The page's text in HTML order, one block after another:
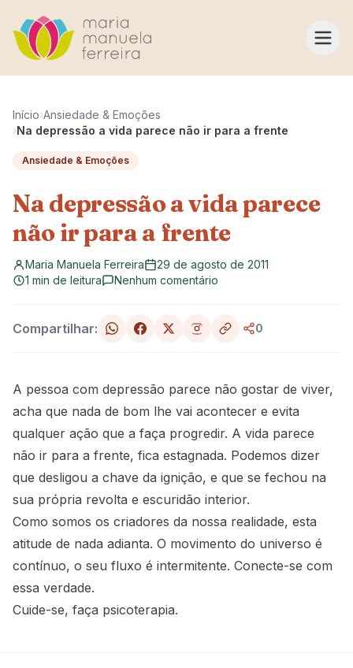
Início›Ansiedade & Emoções
›Na depressão a vida parece não ir para a frente
Ansiedade & Emoções
Na depressão a vida parece
não ir para a frente
Maria Manuela Ferreira
29 de agosto de 2011
1 min de leitura
Nenhum comentário
Compartilhar: 0
A pessoa com depressão parece não gostar de viver,
acha que nada de bom lhe vai acontecer e evita
qualquer ação que a faça progredir. A vida parece
não ir para a frente, fica estagnada. Podemos dizer
que desligou a chave da ignição, e que se fechou na
sua própria revolta e escuridão interior.
Como somos os criadores da nossa realidade, esta
atitude de nada adianta. O movimento do universo é
contínuo, o seu fluxo é intermitente. Conecte-se com
essa verdade.
Cuide-se, faça psicoterapia.